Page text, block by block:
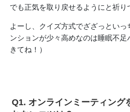
でも正気を取り戻せるようにと祈り
よーし、クイズ方式でざざっとい
ンションが少々高めなのは睡眠不
きてね！）
Q1. オンラインミーティング